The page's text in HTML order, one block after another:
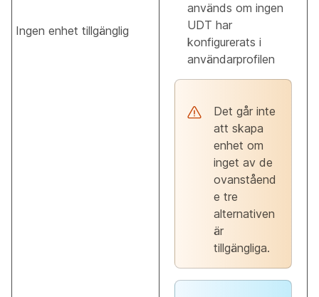
Ingen enhet tillgänglig
används om ingen
UDT har
konfigurerats i
användarprofilen
Det går inte
att skapa
enhet om
inget av de
ovanståend
e tre
alternativen
är
tillgängliga.